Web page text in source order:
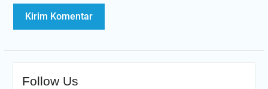
Follow Us